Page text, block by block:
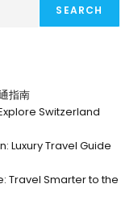
SEARCH
指南
Switzerland
Luxury Travel Guide
Travel Smarter to the